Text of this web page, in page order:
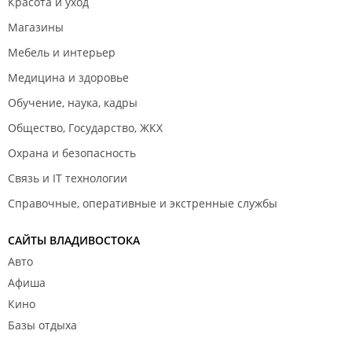
Магазины
Мебель и интерьер
Медицина и здоровье
Обучение, наука, кадры
Общество, Государство, ЖКХ
Охрана и безопасность
Связь и IT технологии
Справочные, оперативные и экстренные службы
САЙТЫ ВЛАДИВОСТОКА
Авто
Афиша
Кино
Базы отдыха